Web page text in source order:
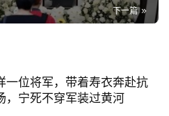
下一篇
一位将军，带着寿衣奔赴抗
，宁死不穿军装过黄河